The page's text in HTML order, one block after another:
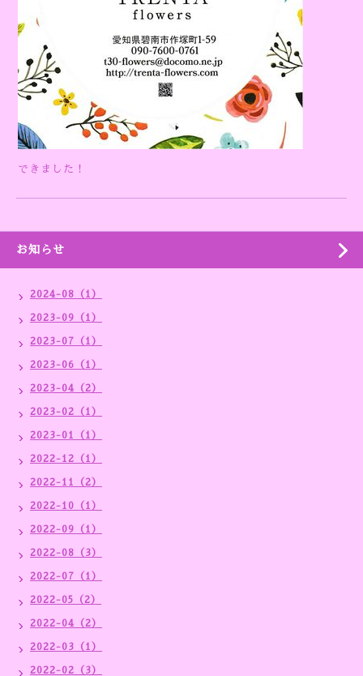
できました！
お知らせ
2024-08（1）
2023-09（1）
2023-07（1）
2023-06（1）
2023-04（2）
2023-02（1）
2023-01（1）
2022-12（1）
2022-11（2）
2022-10（1）
2022-09（1）
2022-08（3）
2022-07（1）
2022-05（2）
2022-04（2）
2022-03（1）
2022-02（3）